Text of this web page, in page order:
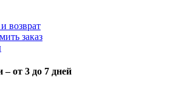
возврат
заказ
– от 3 до 7 дней